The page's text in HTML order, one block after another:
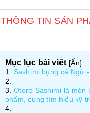
THÔNG TIN SẢN
Mục lục bài viết [Ẩn]
Sashimi bụng cá Ngừ
Otoro Sashimi là
phẩm, cùng tìm hiểu kỹ